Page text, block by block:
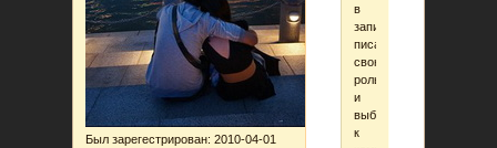
Был зарегестрирован: 2010-04-01
в
записках
писать
свою
роль
и
выбор,
к